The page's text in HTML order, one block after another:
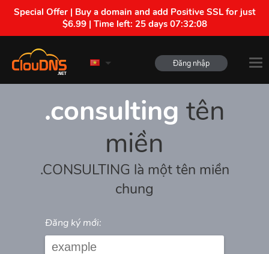
Special Offer | Buy a domain and add Positive SSL for just
$6.99 | Time left: 25 days 07:32:08
Đăng nhập
.consulting tên
miền
.CONSULTING là một tên miền
chung
Đăng ký mới: